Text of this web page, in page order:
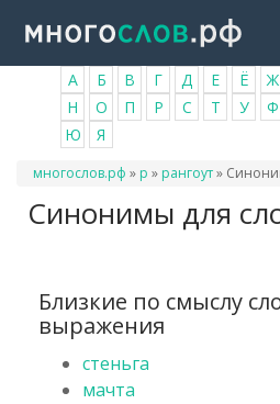
основному
содержанию
А Б В Г Д Е Ё Ж
Н
О П Р С Т У Ф
Ю
Я
Вы
многослов.рф » р » рангоут»
Синонимы для
Близкие по смыслу
выражения
стеньга
мачта